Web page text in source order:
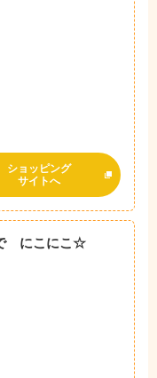
ショッピング
サイトへ
にこにこ☆